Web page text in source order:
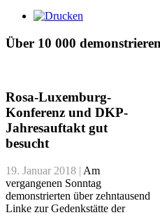
Über 10 000
Rosa-Luxemburg-
Konferenz und DKP-
Jahresauftakt gut
besucht
19. Januar 2018 | Am
vergangenen Sonntag
demonstrierten über zehntausend
Linke zur Gedenkstätte der